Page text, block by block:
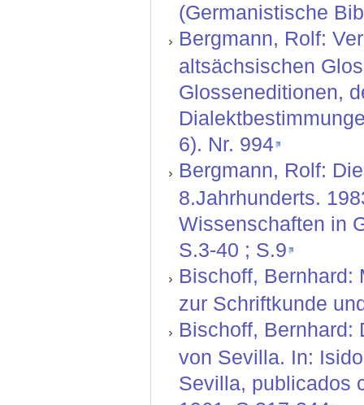
(Germanistische
Bergmann, Rolf:
altsächsischen
Glosseneditionen,
6). Nr. 994
Bergmann, Rolf:
8.Jahrhunderts.
Wissenschaften in
S.3-40 ; S.9
Bischoff, Bernhard:
zur Schriftkunde
Bischoff, Bernhard:
von Sevilla. In:
Sevilla, publicados